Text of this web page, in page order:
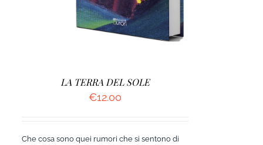
LA TERRA DEL SOLE
€12.00
Che cosa sono quei rumori che si sentono di